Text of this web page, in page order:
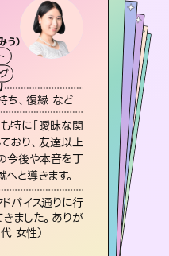
う）
ち、復縁 など
特に「曖昧な関
おり、友達以上
今後や本音を丁
と導きます。
バイス通りに行
ました。ありが
女性）
恵
ット
ング
ゴリ
、年の差 など
就などの報告実績
して2万超の施術経
きる鑑定で、より良
ます。
した。しかもこち
のに視えていらっ
です（30代女性）
花
ーディング
カテゴリ
い、復縁 など
て
ーンもの選択肢があり
にくくなっているあな
を見つけ、その未来を
ドバイスします。
ュー
人間関係、本心など
いてびっくり。対策が
れます（40代）
ス -iris-
術
談カテゴリ
想い、二人の未来 など
ついて
借金問題まで知りたいことや心の負担になっていることを紐解き、背中をそっと押して導きます。
ビュー
言い切ってくれる所や濁
かげで、毎回自分の気
ます（30代 男性）
霊感オラクル
オーラ
ルカード
相談カテゴリ
、あの人の気持ち など
について
クルカードを使って「今」と
して「気になるあの人の気持
寧に読み解き、恋や人生のヒ
く引き出します。
レビュー
が嘘みたいに晴れまし
ていらっしゃるんだなと
40代 女性）
（すいぼう
オーラ
チュアル・リーディング
な相談カテゴリ
あの人の気持ち、復縁 など
について
上の歴史を持つ東洋最古の
」で詳細まで占い、幸せへ向
示します。厳しい結果にも具
をお伝えします。
レビュー
もしっかり聞いて鑑定して
た。気持ちが楽になりまし
性）